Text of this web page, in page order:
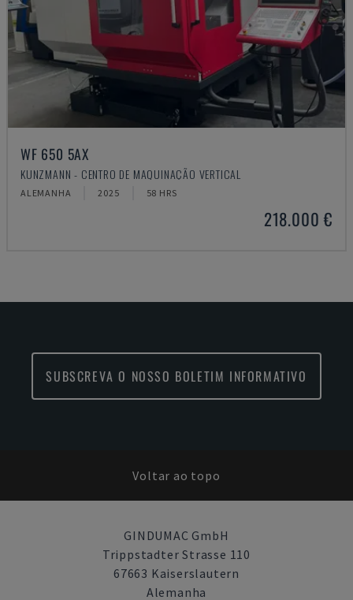
WF 650 5AX
KUNZMANN - CENTRO DE MAQUINAÇÃO VERTICAL
ALEMANHA 2025 58 HRS
218.000 €
SUBSCREVA O NOSSO BOLETIM INFORMATIVO
Voltar ao topo
GINDUMAC GmbH
Trippstadter Strasse 110
67663 Kaiserslautern
Alemanha